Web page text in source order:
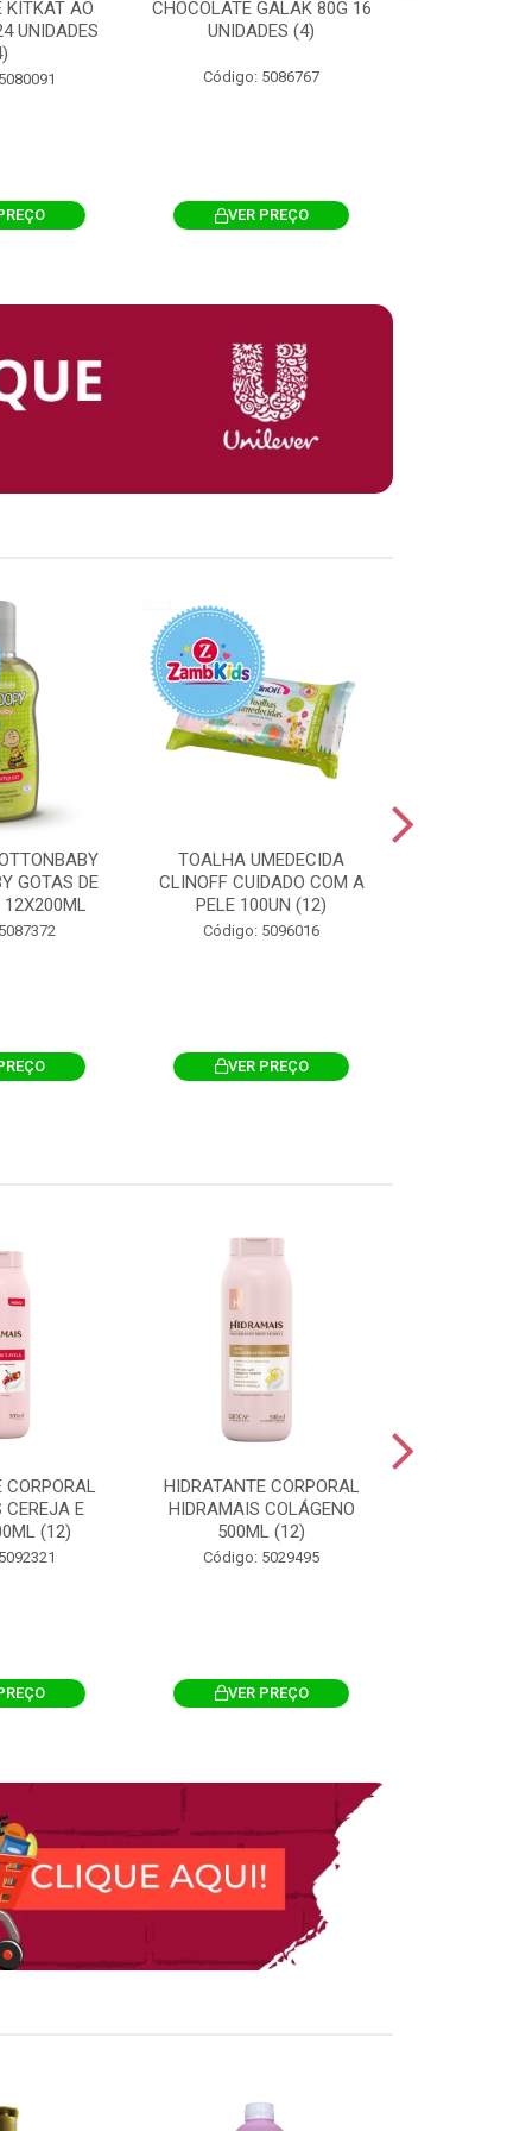
KITKAT AO
UNIDADES
CHOCOLATE GALAK 80G 16
UNIDADES (4)
Código: 5086767
VER PREÇO
GOTAS DE
TOALHA UMEDECIDA
CLINOFF CUIDADO COM A
PELE 100UN (12)
Código: 5096016
VER PREÇO
CORPORAL
CEREJA E
(12)
HIDRATANTE CORPORAL
HIDRAMAIS COLÁGENO
500ML (12)
Código: 5029495
VER PREÇO